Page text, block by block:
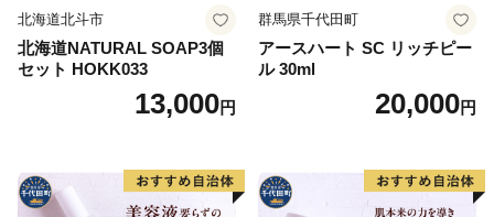
北海道北斗市
北海道NATURAL SOAP3個
セット HOKK033
13,000円
群馬県千代田町
アースハート SC リッチピー
ル 30ml
20,000円